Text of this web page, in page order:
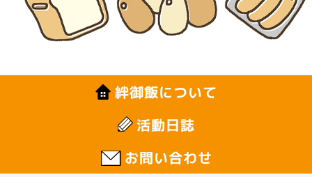
絆御飯について
活動日誌
お問い合わせ